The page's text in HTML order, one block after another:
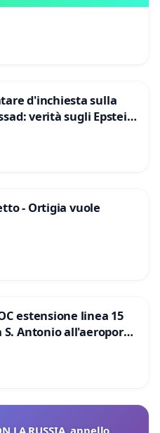
d'inchiesta sulla
verità sugli Epstein
- Ortigia vuole
estensione linea 15
S. Antonio all'aeroporto